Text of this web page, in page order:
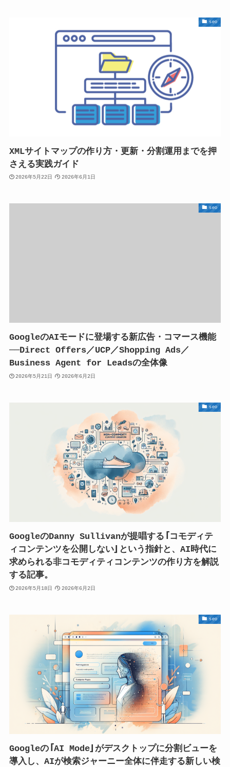
seo
XMLサイトマップの作り方・更新・分割運用までを押
さえる実践ガイド
2026年5月22日 2026年6月1日
seo
GoogleのAIモードに登場する新広告・コマース機能
──Direct Offers／UCP／Shopping Ads／
Business Agent for Leadsの全体像
2026年5月21日 2026年6月2日
seo
GoogleのDanny Sullivanが提唱する「コモディテ
ィコンテンツを公開しない」という指針と、AI時代に
求められる非コモディティコンテンツの作り方を解説
する記事。
2026年5月18日 2026年6月2日
seo
Googleの「AI Mode」がデスクトップに分割ビューを
導入し、AIが検索ジャーニー全体に伴走する新しい検